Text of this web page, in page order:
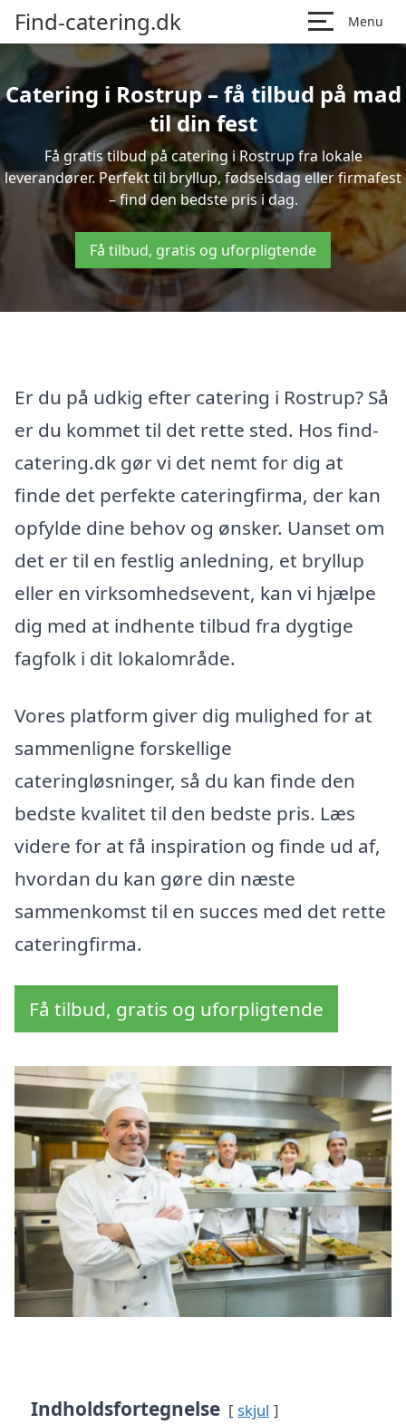
Find-catering.dk Menu
Catering i Rostrup – få tilbud på mad
til din fest
Få gratis tilbud på catering i Rostrup fra lokale
leverandører. Perfekt til bryllup, fødselsdag eller firmafest
– find den bedste pris i dag.
Få tilbud, gratis og uforpligtende
Er du på udkig efter catering i Rostrup? Så
er du kommet til det rette sted. Hos find-
catering.dk gør vi det nemt for dig at
finde det perfekte cateringfirma, der kan
opfylde dine behov og ønsker. Uanset om
det er til en festlig anledning, et bryllup
eller en virksomhedsevent, kan vi hjælpe
dig med at indhente tilbud fra dygtige
fagfolk i dit lokalområde.
Vores platform giver dig mulighed for at
sammenligne forskellige
cateringløsninger, så du kan finde den
bedste kvalitet til den bedste pris. Læs
videre for at få inspiration og finde ud af,
hvordan du kan gøre din næste
sammenkomst til en succes med det rette
cateringfirma.
Få tilbud, gratis og uforpligtende
Indholdsfortegnelse skjul